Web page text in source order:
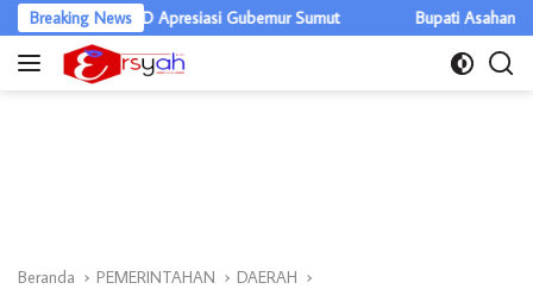
Langsung
ke
Breaking News
DPRD Apresiasi Gubernur Sumut Bupati Asahan Warning
Beranda PEMERINTAHAN DAERAH